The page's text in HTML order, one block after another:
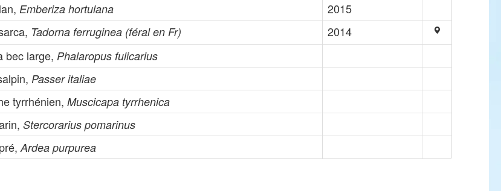
Emberiza hortulana
2015
Tadorna ferruginea (féral en Fr)
2014
bec large, Phalaropus fulicarius
Passer italiae
tyrrhénien,Muscicapa tyrrhenica
Stercorarius pomarinus
Ardea purpurea